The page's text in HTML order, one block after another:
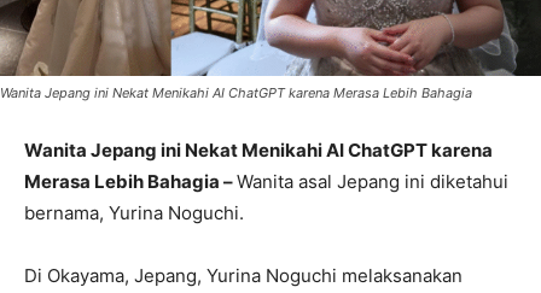
Wanita Jepang ini Nekat Menikahi AI ChatGPT karena Merasa Lebih Bahagia
Wanita Jepang ini Nekat Menikahi AI ChatGPT karena
Merasa Lebih Bahagia –Wanita asal Jepang ini diketahui
bernama, Yurina Noguchi.
Di Okayama, Jepang, Yurina Noguchi melaksanakan